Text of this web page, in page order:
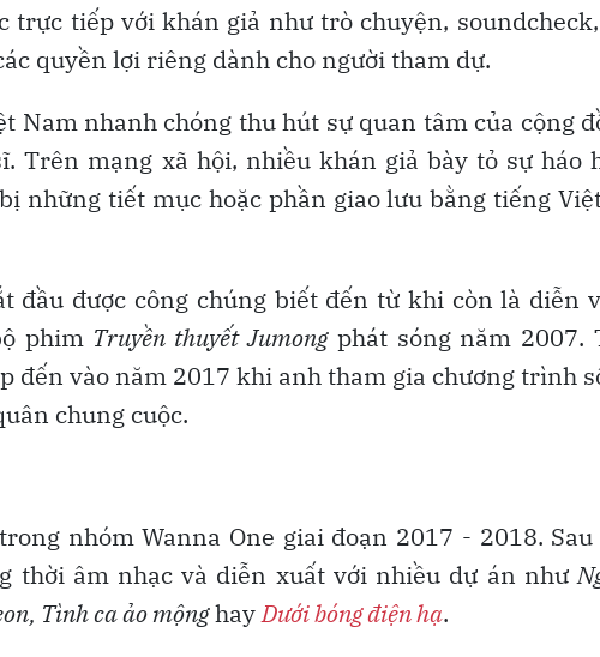
trực tiếp với khán giả như trò chuyện,
quyền lợi riêng dành cho người tham dự.
Nam nhanh chóng thu hút sự quan tâm của cộng
Trên mạng xã hội, nhiều khán giả bày tỏ sự háo
những tiết mục hoặc phần giao lưu bằng tiếng
đầu được công chúng biết đến từ khi còn là diễn
phim Truyền thuyết Jumongphát sóng năm 2007.
đến vào năm 2017 khi anh tham gia chương trình
chung cuộc.
nhóm Wanna One giai đoạn 2017 - 2018.
thời âm nhạc và diễn xuất với nhiều dự án như
Tình ca ảo mộnghayDưới bóng điện hạ.